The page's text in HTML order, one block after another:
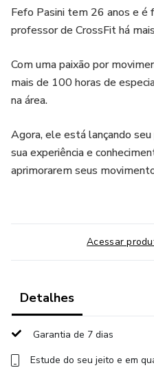
Fefo Pasini tem 26 anos e é
professor de CrossFit há
Com uma paixão por
mais de 100 horas de
na área.
Agora, ele está lançando
sua experiência e
aprimorarem seus
Acessar
Detalhes
Garantia de 7 dias
Estude do seu jeito e em